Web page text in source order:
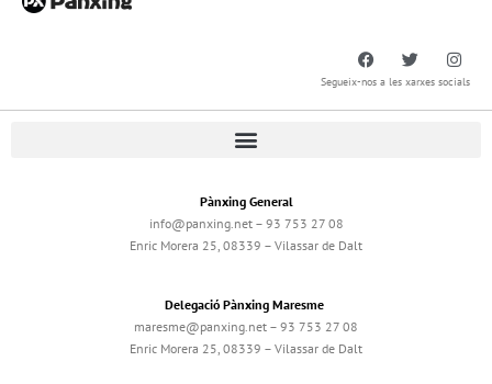
Segueix-nos a les xarxes socials
Pànxing General
info@panxing.net – 93 753 27 08
Enric Morera 25, 08339 – Vilassar de Dalt
Delegació Pànxing Maresme
maresme@panxing.net – 93 753 27 08
Enric Morera 25, 08339 – Vilassar de Dalt